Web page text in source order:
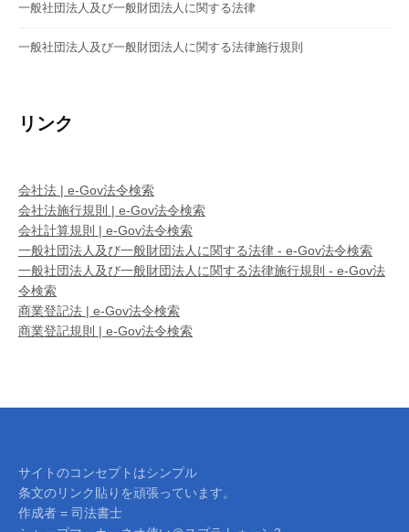
一般社団法人及び一般財団法人に関する法律
一般社団法人及び一般財団法人に関する法律施行規則
リンク
会社法 | e-Gov法令検索
会社法施行規則 | e-Gov法令検索
会社計算規則 | e-Gov法令検索
一般社団法人及び一般財団法人に関する法律 - e-Gov法令検索
一般社団法人及び一般財団法人に関する法律施行規則 - e-Gov法
令検索
商業登記法 | e-Gov法令検索
商業登記規則 | e-Gov法令検索
サイトのコンセプトはシンプル
条文のリンク貼りを頑張っています。
作成者 = 司法書士